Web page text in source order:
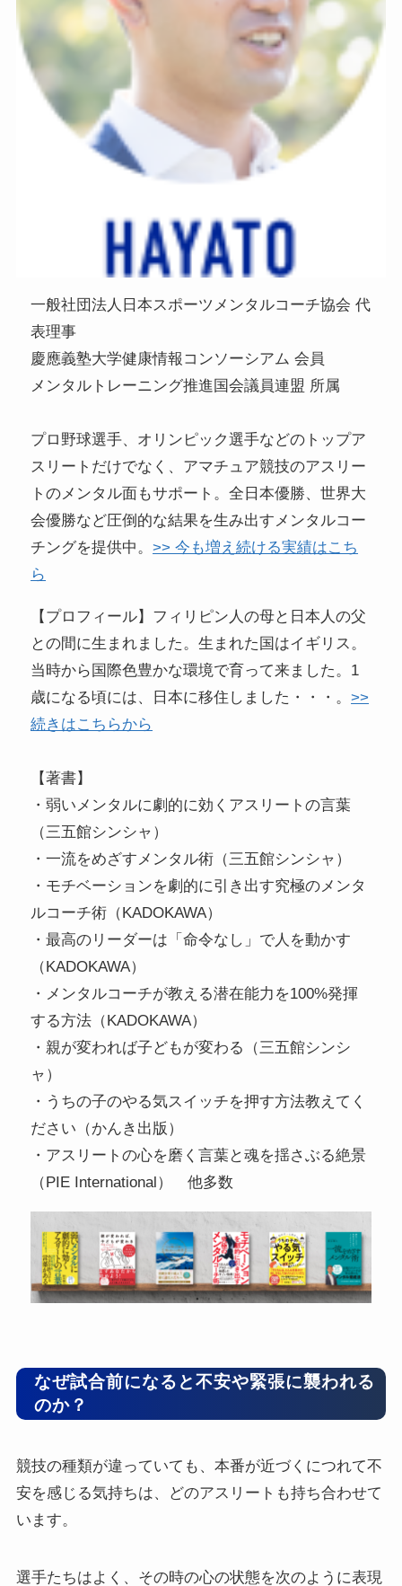
一般社団法人日本スポーツメンタルコーチ協会 代
表理事
慶應義塾大学健康情報コンソーシアム 会員
メンタルトレーニング推進国会議員連盟 所属
プロ野球選手、オリンピック選手などのトップア
スリートだけでなく、アマチュア競技のアスリー
トのメンタル面もサポート。全日本優勝、世界大
会優勝など圧倒的な結果を生み出すメンタルコー
チングを提供中。>> 今も増え続ける実績はこち
ら
【プロフィール】フィリピン人の母と日本人の父
との間に生まれました。生まれた国はイギリス。
当時から国際色豊かな環境で育って来ました。1
歳になる頃には、日本に移住しました・・・。>>
続きはこちらから
【著書】
・弱いメンタルに劇的に効くアスリートの言葉
（三五館シンシャ）
・一流をめざすメンタル術（三五館シンシャ）
・モチベーションを劇的に引き出す究極のメンタ
ルコーチ術（KADOKAWA）
・最高のリーダーは「命令なし」で人を動かす
（KADOKAWA）
・メンタルコーチが教える潜在能力を100%発揮
する方法（KADOKAWA）
・親が変われば子どもが変わる（三五館シンシ
ャ）
・うちの子のやる気スイッチを押す方法教えてく
ださい（かんき出版）
・アスリートの心を磨く言葉と魂を揺さぶる絶景
（PIE International） 他多数
なぜ試合前になると不安や緊張に襲われる
のか？
競技の種類が違っていても、本番が近づくにつれて不
安を感じる気持ちは、どのアスリートも持ち合わせて
います。
選手たちはよく、その時の心の状態を次のように表現